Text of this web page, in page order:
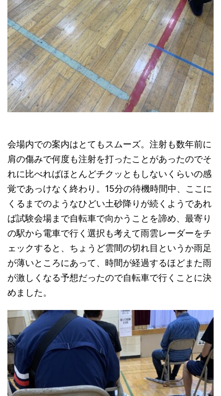
会場内での案内はとてもスムーズ。注射も数年前に
肩の傷みで何度も注射を打ったことがあったのでそ
れに比べればほとんどチクッともしないくらいの感
覚であっけなく終わり。15分の待機時間中、ここに
くるまでのようなひどい土砂降りが続くようであれ
ば試験会場まで自転車で向かうことを諦め、最寄り
の駅から電車で行く選択も考えて雨雲レーダーをチ
ェックすると、ちょうど雲間の切れ目というか雨足
が薄いところにあって、時間が経過するほどまた雨
が激しくなる予想だったので自転車で行くことに決
めました。